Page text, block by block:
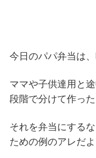
今日のパパ弁当は
ママや子供達用と
段階で分けて作った
それを弁当にする
ための例のアレだ